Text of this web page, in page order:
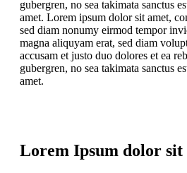
gubergren, no sea takimata sanctus
amet. Lorem ipsum dolor sit amet,
sed diam nonumy eirmod tempor
magna aliquyam erat, sed diam
accusam et justo duo dolores et ea
gubergren, no sea takimata sanctus
amet.
Lorem Ipsum dolor sit